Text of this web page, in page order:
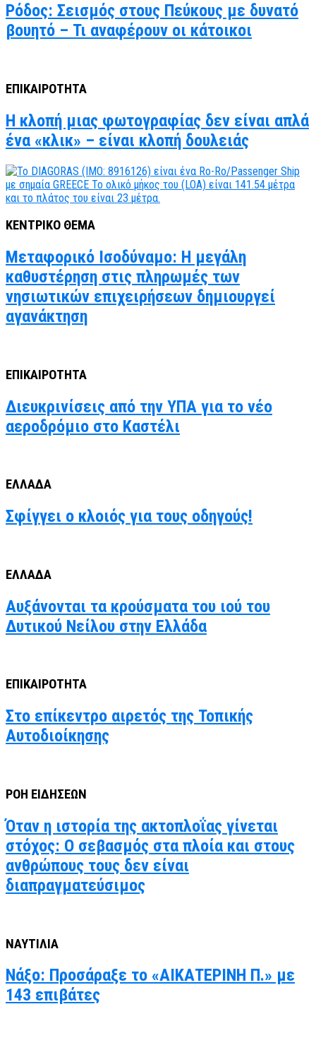
Ρόδος: Σεισμός στους Πεύκους με δυνατό
βουητό – Τι αναφέρουν οι κάτοικοι
ΕΠΙΚΑΙΡΟΤΗΤΑ
Η κλοπή μιας φωτογραφίας δεν είναι απλά
ένα «κλικ» – είναι κλοπή δουλειάς
ΚΕΝΤΡΙΚΟ ΘΕΜΑ
Μεταφορικό Ισοδύναμο: Η μεγάλη
καθυστέρηση στις πληρωμές των
νησιωτικών επιχειρήσεων δημιουργεί
αγανάκτηση
ΕΠΙΚΑΙΡΟΤΗΤΑ
Διευκρινίσεις από την ΥΠΑ για το νέο
αεροδρόμιο στο Καστέλι
ΕΛΛΑΔΑ
Σφίγγει ο κλοιός για τους οδηγούς!
ΕΛΛΑΔΑ
Αυξάνονται τα κρούσματα του ιού του
Δυτικού Νείλου στην Ελλάδα
ΕΠΙΚΑΙΡΟΤΗΤΑ
Στο επίκεντρο αιρετός της Τοπικής
Αυτοδιοίκησης
ΡΟΗ ΕΙΔΗΣΕΩΝ
Όταν η ιστορία της ακτοπλοΐας γίνεται
στόχος: Ο σεβασμός στα πλοία και στους
ανθρώπους τους δεν είναι
διαπραγματεύσιμος
ΝΑΥΤΙΛΙΑ
Νάξο: Προσάραξε το «ΑΙΚΑΤΕΡΙΝΗ Π.» με
143 επιβάτες